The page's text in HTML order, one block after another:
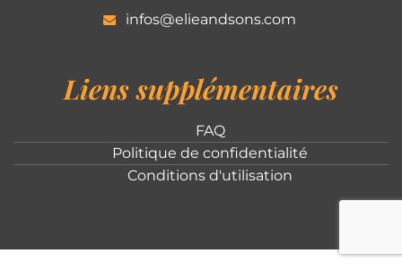
infos@elieandsons.com
Liens supplémentaires
FAQ
Politique de confidentialité
Conditions d'utilisation